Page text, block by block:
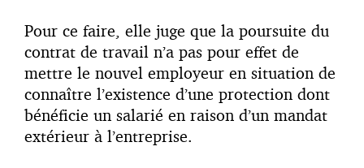
Pour ce faire, elle juge que la poursuite du
contrat de travail n’a pas pour effet de
mettre le nouvel employeur en situation de
connaître l’existence d’une protection dont
bénéficie un salarié en raison d’un mandat
extérieur à l’entreprise.